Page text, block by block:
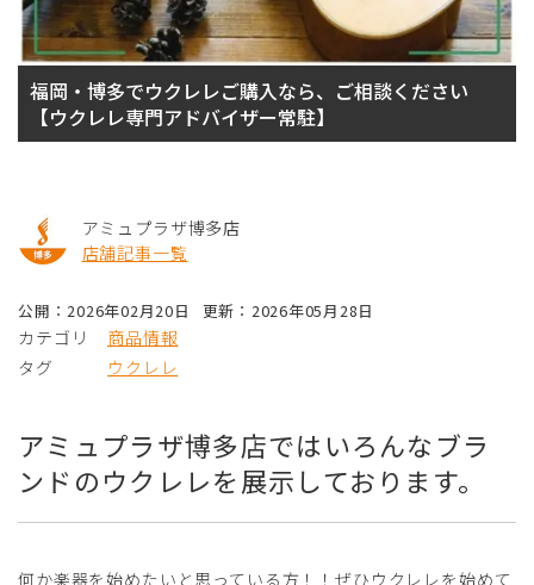
福岡・博多でウクレレご購入なら、ご相談ください
【ウクレレ専門アドバイザー常駐】
アミュプラザ博多店
店舗記事一覧
公開：2026年02月20日 更新：2026年05月28日
カテゴリ
商品情報
タグ
ウクレレ
アミュプラザ博多店ではいろんなブラ
ンドのウクレレを展示しております。
何か楽器を始めたいと思っている方！！ぜひウクレレを始めて